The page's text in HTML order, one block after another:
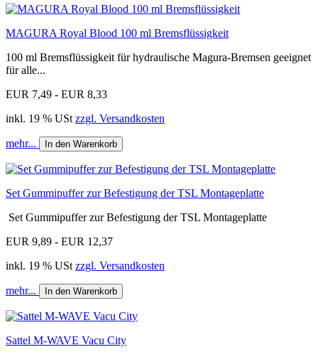
MAGURA Royal Blood 100 ml Bremsflüssigkeit
100 ml Bremsflüssigkeit für hydraulische Magura-Bremsen geeignet
für alle...
EUR 7,49 - EUR 8,33
inkl. 19 % USt zzgl. Versandkosten
mehr... In den Warenkorb
Set Gummipuffer zur Befestigung der TSL Montageplatte
Set Gummipuffer zur Befestigung der TSL Montageplatte
EUR 9,89 - EUR 12,37
inkl. 19 % USt zzgl. Versandkosten
mehr... In den Warenkorb
Sattel M-WAVE Vacu City